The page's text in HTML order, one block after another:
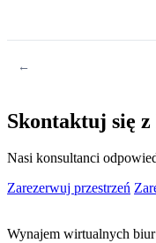
Skontaktuj się
Nasi konsultanci
Zarezerwuj przestrzeń
Wynajem wirtualnych